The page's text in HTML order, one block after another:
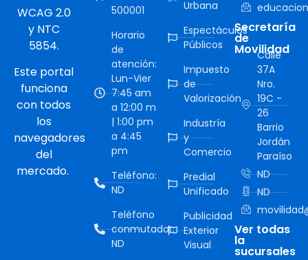
WCAG 2.0
y NTC
5854.
Este portal
funciona
con todos
los
navegadores
del
mercado.
500001
Horario
de
atención:
Lun-Vier
7:45 am
a 12:00 m
| 1:00 pm
a 4:45
pm
Teléfono:
ND
Teléfono
conmutador:
ND
Urbana
Espectáculos
Públicos
Impuesto
de
Valorización
Industría
y
Comercio
Predial
Unificado
Publicidad
Exterior
Visual
Secretaría
de
Movilidad
Calle
37A
Nro.
19C -
26
Barrio
Jordán
Paraíso
ND
ND
Ver todas
la
sucursales